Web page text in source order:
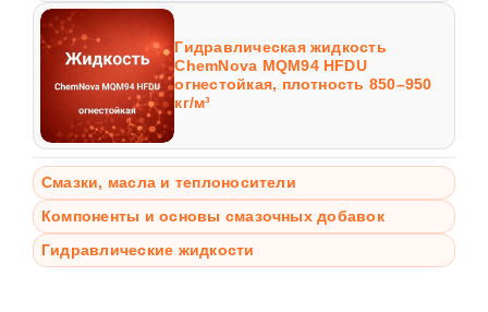
Гидравлическая жидкость
ChemNova MQM94 HFDU
огнестойкая, плотность 850–950
кг/м³
Смазки, масла и теплоносители
Компоненты и основы смазочных добавок
Гидравлические жидкости